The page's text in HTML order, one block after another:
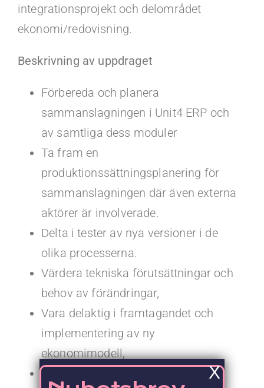
integrationsprojekt och delområdet
ekonomi/redovisning.
Beskrivning av uppdraget
Förbereda och planera
sammanslagningen i Unit4 ERP och
av samtliga dess moduler
Ta fram en
produktionssättningsplanering för
sammanslagningen där även externa
aktörer är involverade.
Delta i tester av nya versioner i de
olika processerna.
Värdera tekniska förutsättningar och
behov av förändringar,
Vara delaktig i framtagandet och
implementering av ny
ekonomimodell,
Uppsättning av nya begrepp,
X